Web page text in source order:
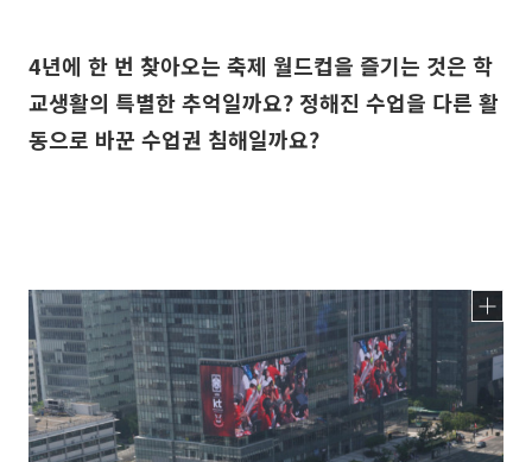
4년에 한 번 찾아오는 축제 월드컵을 즐기는 것은 학
교생활의 특별한 추억일까요? 정해진 수업을 다른 활
동으로 바꾼 수업권 침해일까요?